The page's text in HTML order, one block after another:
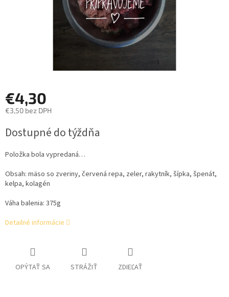
€4,30
€3,50 bez DPH
cena:
Dostupné do týždňa
Položka bola vypredaná…
Obsah: mäso so zveriny, červená repa, zeler, rakytník, šípka, špenát,
kelpa, kolagén
Váha balenia: 375g
Detailné informácie
OPÝTAŤ SA STRÁŽIŤ ZDIEĽAŤ